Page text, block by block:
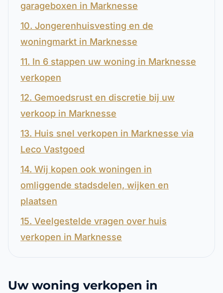
garageboxen in Marknesse
10. Jongerenhuisvesting en de
woningmarkt in Marknesse
11. In 6 stappen uw woning in Marknesse
verkopen
12. Gemoedsrust en discretie bij uw
verkoop in Marknesse
13. Huis snel verkopen in Marknesse via
Leco Vastgoed
14. Wij kopen ook woningen in
omliggende stadsdelen, wijken en
plaatsen
15. Veelgestelde vragen over huis
verkopen in Marknesse
Uw woning verkopen in